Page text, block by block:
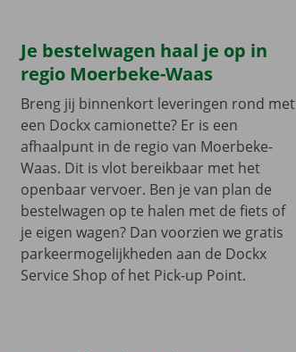
Je bestelwagen haal je op in
regio Moerbeke-Waas
Breng jij binnenkort leveringen rond met
een Dockx camionette? Er is een
afhaalpunt in de regio van Moerbeke-
Waas. Dit is vlot bereikbaar met het
openbaar vervoer. Ben je van plan de
bestelwagen op te halen met de fiets of
je eigen wagen? Dan voorzien we gratis
parkeermogelijkheden aan de Dockx
Service Shop of het Pick-up Point.